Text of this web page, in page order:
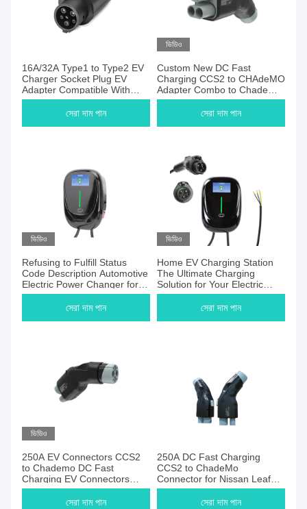
16A/32A Type1 to Type2 EV
Charger Socket Plug EV
Adapter Compatible With
Tesla Model S X 3 Charger
সেরা দাম পান
ভিডিও
Custom New DC Fast
Charging CCS2 to CHAdeMO
Adapter Combo to Chademo
Plug Socket
সেরা দাম পান
ভিডিও
Refusing to Fulfill Status
Code Description Automotive
Electric Power Changer for
Home Installation
সেরা দাম পান
ভিডিও
Home EV Charging Station
The Ultimate Charging
Solution for Your Electric
Vehicle
সেরা দাম পান
ভিডিও
250A EV Connectors CCS2
to Chademo DC Fast
Charging EV Connectors
Ccs2 to Chademo CCS
Adapter for Leaf Black OEM
সেরা দাম পান
250A DC Fast Charging
CCS2 to ChadeMo
Connector for Nissan Leaf
Honda Toyota IP54
Waterproof Portable EV
সেরা দাম পান